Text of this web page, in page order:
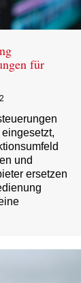
für
und
ersetzen